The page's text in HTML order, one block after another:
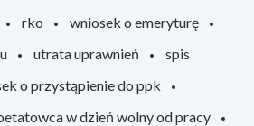
rko
wniosek o emeryturę
utrata uprawnień
spis
o przystąpienie do ppk
w dzień wolny od pracy